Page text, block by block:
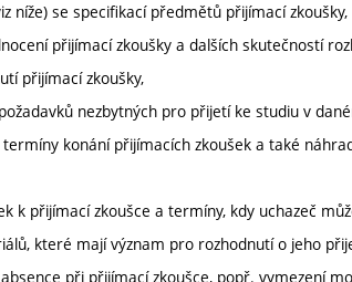
níže) se specifikací předmětů přijímací
přijímací zkoušky a dalších skutečností
přijímací zkoušky,
nezbytných pro přijetí ke studiu v
konání přijímacích zkoušek a také
k přijímací zkoušce a termíny, kdy uchazeč
které mají význam pro rozhodnutí o jeho
při přijímací zkoušce, popř. vymezení